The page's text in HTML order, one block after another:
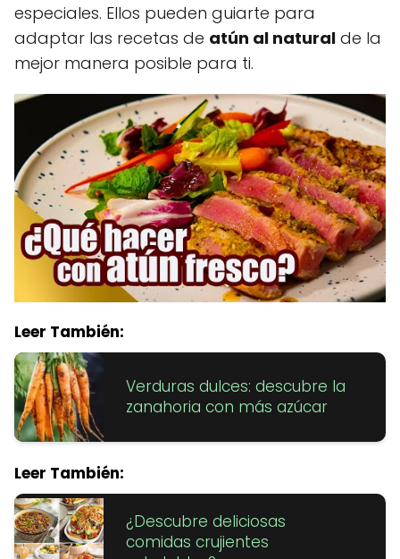
especiales. Ellos pueden guiarte para
adaptar las recetas de atún al natural de la
mejor manera posible para ti.
Leer También:
Verduras dulces: descubre la
zanahoria con más azúcar
Leer También:
¿Descubre deliciosas
comidas crujientes